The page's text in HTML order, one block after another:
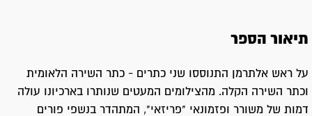
תיאור הספר
על ראש אלתרמן התנוססו שני כתרים - כתר השירה הלאומית
וכתר השירה הקלה. מהצילומים המעטים שנותרו בארכיונו עולה
דמות של משורר ופזמונאי "פריזאי", המתהדר בנשפי פורים